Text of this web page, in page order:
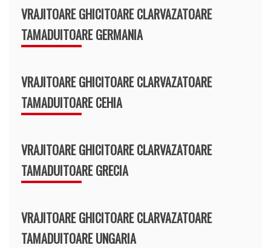
VRAJITOARE GHICITOARE CLARVAZATOARE
TAMADUITOARE GERMANIA
VRAJITOARE GHICITOARE CLARVAZATOARE
TAMADUITOARE CEHIA
VRAJITOARE GHICITOARE CLARVAZATOARE
TAMADUITOARE GRECIA
VRAJITOARE GHICITOARE CLARVAZATOARE
TAMADUITOARE UNGARIA